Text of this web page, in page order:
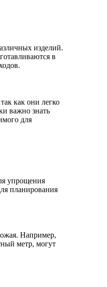
изделий.
в
как они легко
важно знать
для
упрощения
планирования
Например,
метр, могут